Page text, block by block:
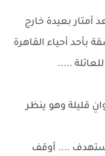
أمتار بعيدة خارج
بأحد أحياء القاهرة
.....
قليلة وهو ينظر
.... أوقف